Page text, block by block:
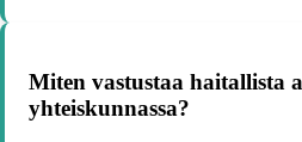
Miten vastustaa haitallista
yhteiskunnassa?